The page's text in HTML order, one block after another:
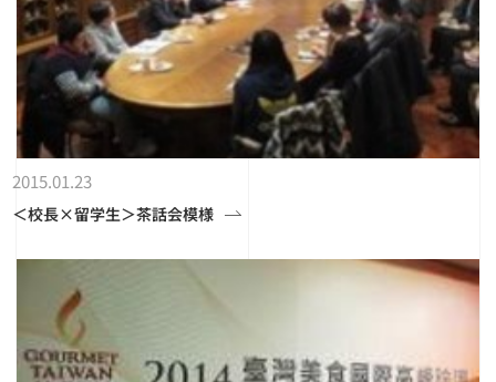
2015.01.23
＜校長×留学生＞茶話会模様